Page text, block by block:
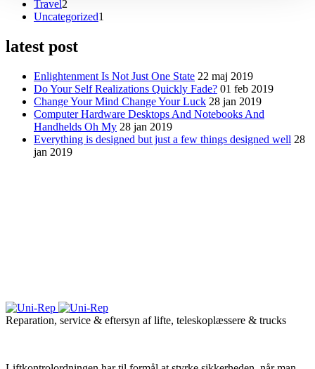
Travel2
Uncategorized1
latest post
Enlightenment Is Not Just One State 22 maj 2019
Do Your Self Realizations Quickly Fade? 01 feb 2019
Change Your Mind Change Your Luck 28 jan 2019
Computer Hardware Desktops And Notebooks And
Handhelds Oh My 28 jan 2019
Everything is designed but just a few things designed well 28
jan 2019
Reparation, service & eftersyn af lifte, teleskoplæssere & trucks